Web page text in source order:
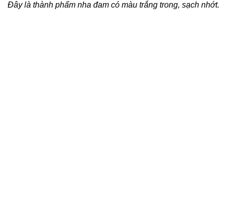
Đây là thành phẩm nha đam có màu trắng trong, sạch nhớt.